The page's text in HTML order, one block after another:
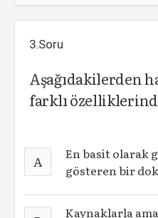
3.Soru
Aşağıdakilerden
farklı
A
En basit olarak
gösteren bir
Kaynaklarla